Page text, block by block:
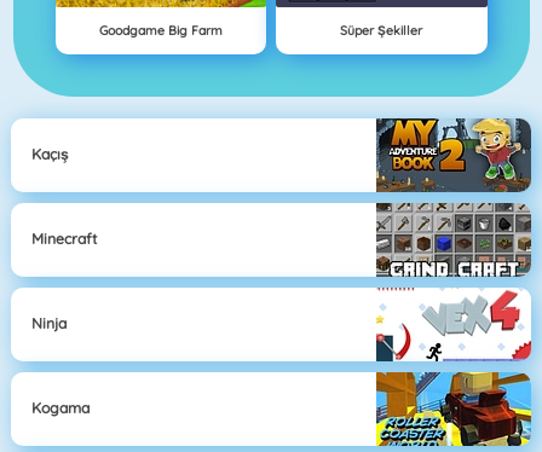
Goodgame Big Farm Süper Şekiller
Kaçış
Minecraft
Ninja
Kogama